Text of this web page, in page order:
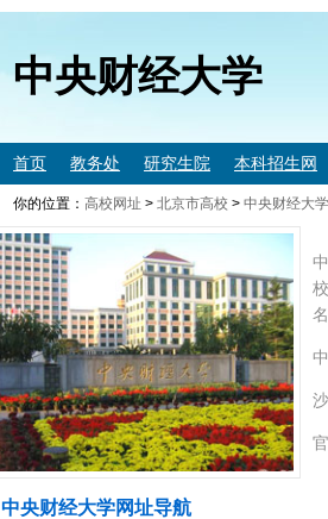
中央财经大学
首页 教务处 研究生院 本科招生网
你的位置： 高校网址 > 北京市高校 > 中央财经大学
中央财经大学网址导航